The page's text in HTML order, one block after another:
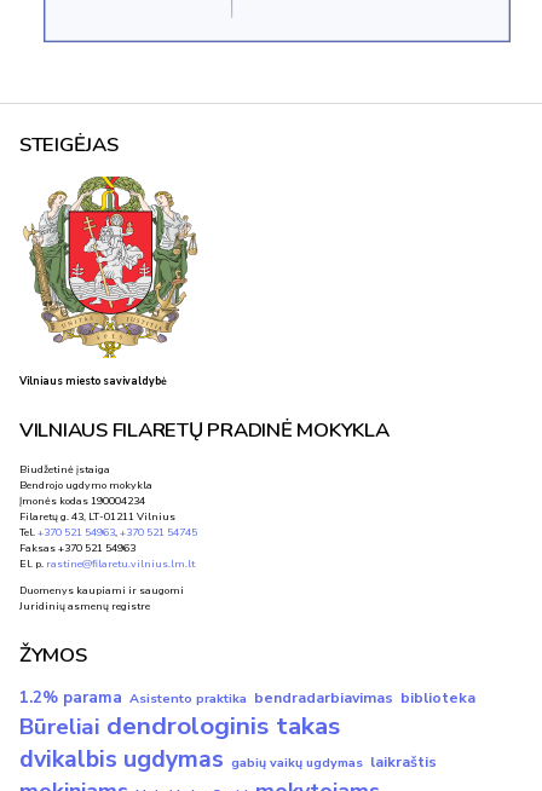
STEIGĖJAS
Vilniaus miesto savivaldybė
VILNIAUS FILARETŲ PRADINĖ MOKYKLA
Biudžetinė įstaiga
Bendrojo ugdymo mokykla
Įmonės kodas 190004234
Filaretų g. 43, LT-01211 Vilnius
Tel.+370 521 54963,+370 521 54745
Faksas +370 521 54963
El. p. rastine@filaretu.vilnius.lm.lt
Duomenys kaupiami ir saugomi
Juridinių asmenų registre
ŽYMOS
1.2% parama Asistento praktika bendradarbiavimas biblioteka
Būreliai dendrologinis takas
dvikalbis ugdymas gabių vaikų ugdymas laikraštis